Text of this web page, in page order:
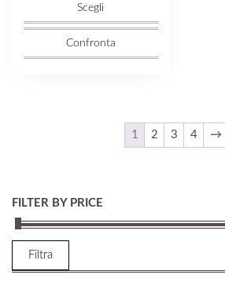
Scegli
Confronta
1 2 3 4 →
FILTER BY PRICE
Filtra